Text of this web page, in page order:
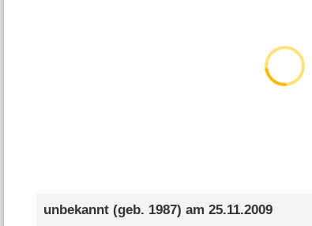
unbekannt(geb. 1987) am 25.11.2009